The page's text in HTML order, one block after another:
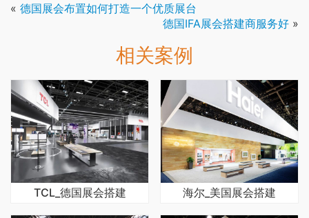
« 德国展会布置如何打造一个优质展台
德国IFA展会搭建商服务好 »
相关案例
TCL_德国展会搭建 海尔_美国展会搭建